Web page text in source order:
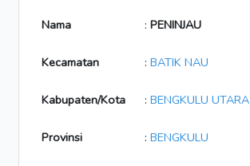
Nama : PENINJAU
Kecamatan : BATIK NAU
Kabupaten/Kota : BENGKULU UTARA
Provinsi : BENGKULU